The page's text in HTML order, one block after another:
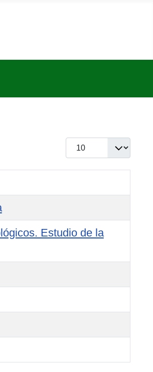
Cantidad a
Estudio de la